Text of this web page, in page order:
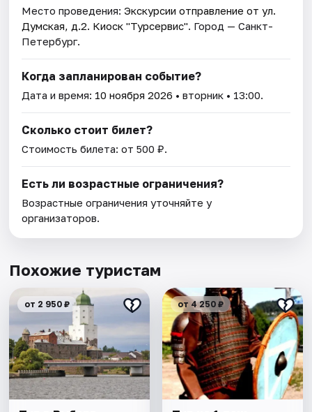
Место проведения:Экскурсии отправление от ул.
Думская, д.2. Киоск "Турсервис". Город — Санкт-
Петербург.
Когда запланирован событие?
Дата и время: 10 ноября 2026 • вторник • 13:00.
Сколько стоит билет?
Стоимость билета: от 500 ₽.
Есть ли возрастные ограничения?
Возрастные ограничения уточняйте у
организаторов.
Похожие туристам
от 2 950 ₽ от 4 250 ₽